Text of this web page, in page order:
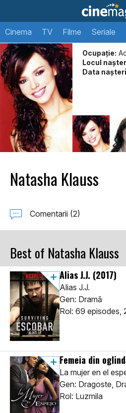
Cinema TV Filme Seriale
Ocupație:
Locul
Data
Natasha Klauss
Comentarii (2)
Best of Natasha Klauss
Alias J.J. (2017)
Alias J.J.
Gen: Dramă
Rol: 69 episodes,
Femeia din
La mujer en el
Gen: Dragoste,
Rol: Luzmila